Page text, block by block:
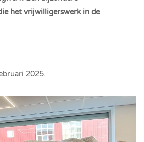
het vrijwilligerswerk in de
2025.